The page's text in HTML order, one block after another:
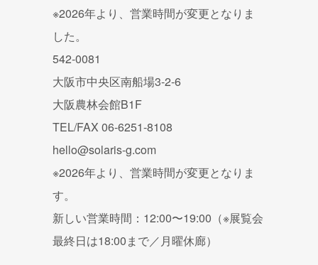
※2026年より、営業時間が変更となりま
した。
542-0081
大阪市中央区南船場3-2-6
大阪農林会館B1F
TEL/FAX 06-6251-8108
hello@solaris-g.com
※2026年より、営業時間が変更となりま
す。
新しい営業時間：12:00〜19:00（※展覧会
最終日は18:00まで／月曜休廊）